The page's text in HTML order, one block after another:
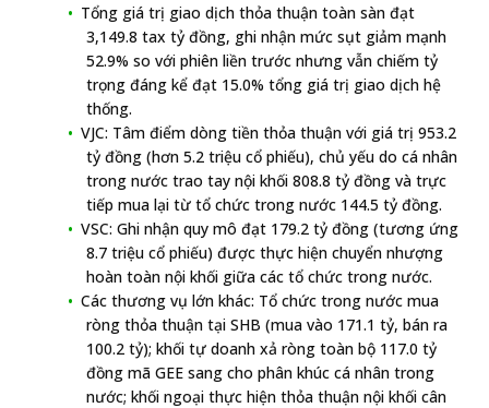
Tổng giá trị giao dịch thỏa thuận toàn sàn đạt
3,149.8 tax tỷ đồng, ghi nhận mức sụt giảm mạnh
52.9% so với phiên liền trước nhưng vẫn chiếm tỷ
trọng đáng kể đạt 15.0% tổng giá trị giao dịch hệ
thống.
VJC: Tâm điểm dòng tiền thỏa thuận với giá trị 953.2
tỷ đồng (hơn 5.2 triệu cổ phiếu), chủ yếu do cá nhân
trong nước trao tay nội khối 808.8 tỷ đồng và trực
tiếp mua lại từ tổ chức trong nước 144.5 tỷ đồng.
VSC: Ghi nhận quy mô đạt 179.2 tỷ đồng (tương ứng
8.7 triệu cổ phiếu) được thực hiện chuyển nhượng
hoàn toàn nội khối giữa các tổ chức trong nước.
Các thương vụ lớn khác: Tổ chức trong nước mua
ròng thỏa thuận tại SHB (mua vào 171.1 tỷ, bán ra
100.2 tỷ); khối tự doanh xả ròng toàn bộ 117.0 tỷ
đồng mã GEE sang cho phân khúc cá nhân trong
nước; khối ngoại thực hiện thỏa thuận nội khối cân